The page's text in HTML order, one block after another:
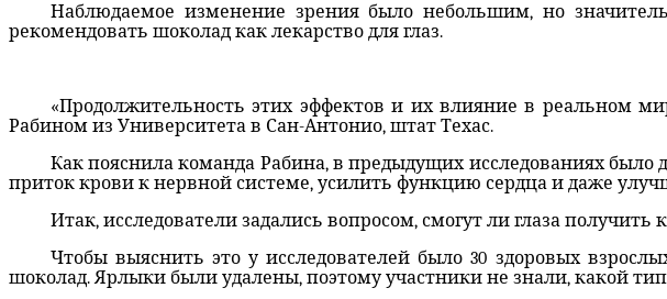
Наблюдаемое изменение зрения было небольшим, но
рекомендовать шоколад как лекарство для глаз.
«Продолжительность этих эффектов и их влияние в реальном
Рабином из Университета в Сан-Антонио, штат Техас.
Как пояснила команда Рабина, в предыдущих исследованиях
приток крови к нервной системе, усилить функцию сердца и даже
Итак, исследователи задались вопросом, смогут ли глаза получить
Чтобы выяснить это у исследователей было 30 здоровых
шоколад. Ярлыки были удалены, поэтому участники не знали, какой